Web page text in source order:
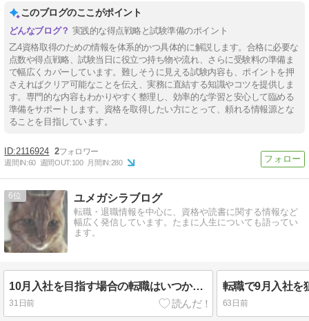
このブログのここがポイント
実践的な得点戦略と試験準備のポイント
乙4資格取得のための情報を体系的かつ具体的に解説します。合格に必要な
点数や得点戦略、試験当日に役立つ持ち物や流れ、さらに受験料の準備ま
で幅広くカバーしています。難しそうに見える試験内容も、ポイントを押
さえればクリア可能なことを伝え、実務に直結する知識やコツを提供しま
す。専門的な内容もわかりやすく整理し、効率的な学習と安心して臨める
準備をサポートします。資格を取得したい方にとって、頼れる情報源とな
ることを目指しています。
2116924 2
週間IN:60 週間OUT:100 月間IN:280
6 ユメガシラブログ
転職・退職情報を中心に、資格や読書に関する情報など
幅広く発信しています。たまに人生についても語ってい
ます。
10月入社を目指す場合の転職はいつから始める？大型連休に要注意
31日前 63日前